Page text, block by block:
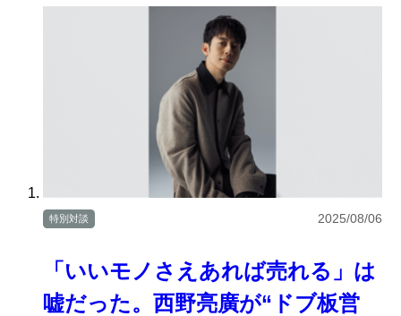
「いいモノさえあれば売れる」は
嘘だった。西野亮廣が“ドブ板営
特別対談 2025/08/06